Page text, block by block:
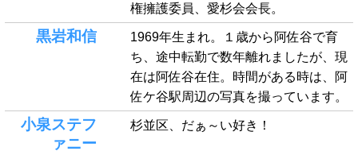
権擁護委員、愛杉会会長。
黒岩和信
1969年生まれ。１歳から阿佐谷で育
ち、途中転勤で数年離れましたが、現
在は阿佐谷在住。時間がある時は、阿
佐ケ谷駅周辺の写真を撮っています。
小泉ステフ
ァニー
杉並区、だぁ～い好き！